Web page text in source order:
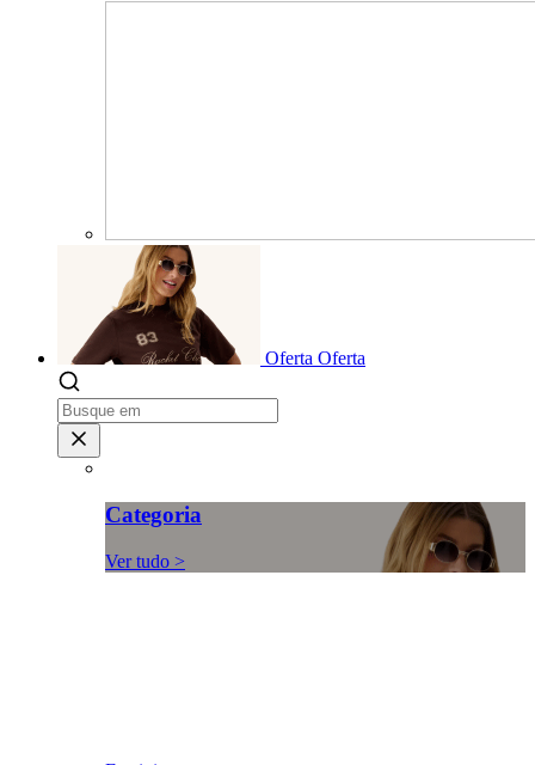
Oferta Oferta
Categoria
Ver tudo >